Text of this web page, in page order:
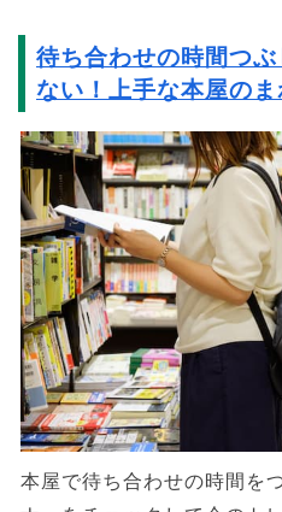
待ち合わせの時間つ
ない！上手な本屋の
本屋で待ち合わせの時間を